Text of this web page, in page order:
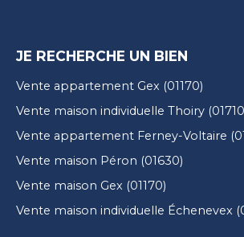
JE RECHERCHE UN BIEN
Vente appartement Gex (01170)
Vente maison individuelle Thoiry
Vente appartement Ferney-Voltaire
Vente maison Péron (01630)
Vente maison Gex (01170)
Vente maison individuelle Échenevex